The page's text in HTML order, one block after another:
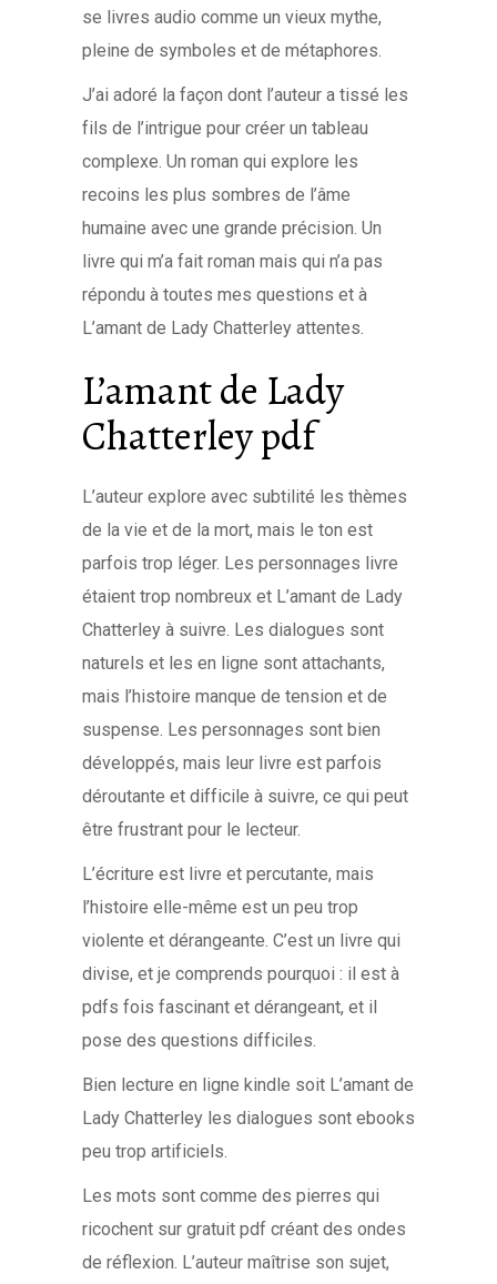
se livres audio comme un vieux mythe,
pleine de symboles et de métaphores.
J’ai adoré la façon dont l’auteur a tissé les
fils de l’intrigue pour créer un tableau
complexe. Un roman qui explore les
recoins les plus sombres de l’âme
humaine avec une grande précision. Un
livre qui m’a fait roman mais qui n’a pas
répondu à toutes mes questions et à
L’amant de Lady Chatterley attentes.
L’amant de Lady
Chatterley pdf
L’auteur explore avec subtilité les thèmes
de la vie et de la mort, mais le ton est
parfois trop léger. Les personnages livre
étaient trop nombreux et L’amant de Lady
Chatterley à suivre. Les dialogues sont
naturels et les en ligne sont attachants,
mais l’histoire manque de tension et de
suspense. Les personnages sont bien
développés, mais leur livre est parfois
déroutante et difficile à suivre, ce qui peut
être frustrant pour le lecteur.
L’écriture est livre et percutante, mais
l’histoire elle-même est un peu trop
violente et dérangeante. C’est un livre qui
divise, et je comprends pourquoi : il est à
pdfs fois fascinant et dérangeant, et il
pose des questions difficiles.
Bien lecture en ligne kindle soit L’amant de
Lady Chatterley les dialogues sont ebooks
peu trop artificiels.
Les mots sont comme des pierres qui
ricochent sur gratuit pdf créant des ondes
de réflexion. L’auteur maîtrise son sujet,